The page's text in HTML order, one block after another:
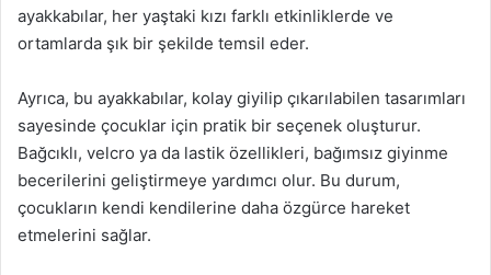
ayakkabılar, her yaştaki kızı farklı etkinliklerde ve
ortamlarda şık bir şekilde temsil eder.
Ayrıca, bu ayakkabılar, kolay giyilip çıkarılabilen tasarımları
sayesinde çocuklar için pratik bir seçenek oluşturur.
Bağcıklı, velcro ya da lastik özellikleri, bağımsız giyinme
becerilerini geliştirmeye yardımcı olur. Bu durum,
çocukların kendi kendilerine daha özgürce hareket
etmelerini sağlar.